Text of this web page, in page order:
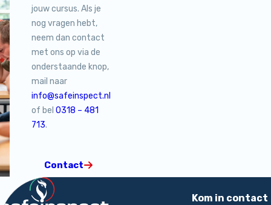
jouw cursus. Als je
nog vragen hebt,
neem dan contact
met ons op via de
onderstaande knop,
mail naar
info@safeinspect.nl
of bel 0318 – 481
713.
Contact
Terug naar de startpagina
Kom in contact